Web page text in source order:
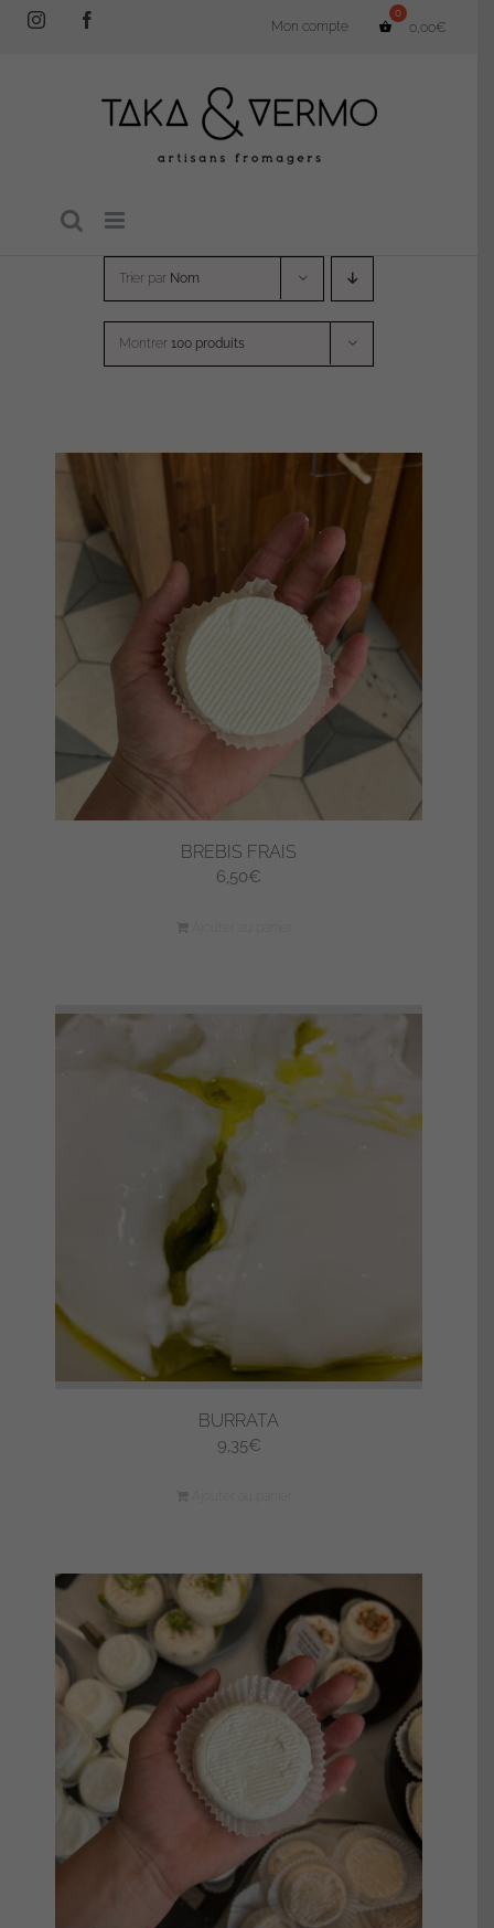
PasserInstagram Mon compte 0,00€
Trier par Nom
Montrer 100 produits
BREBIS FRAIS
6,50€
BURRATA
9,35€